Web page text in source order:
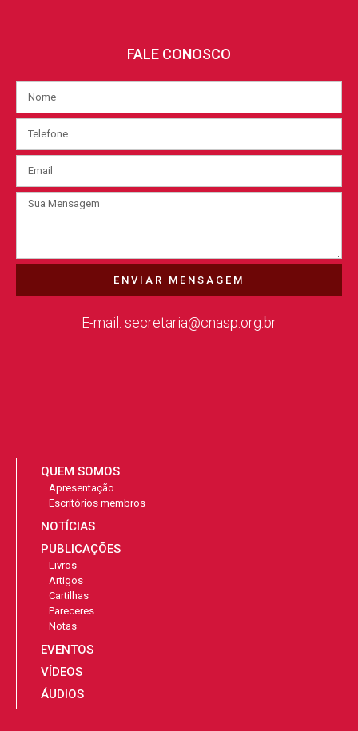
FALE CONOSCO
ENVIAR MENSAGEM
E-mail: secretaria@cnasp.org.br
QUEM SOMOS
Apresentação
Escritórios membros
NOTÍCIAS
PUBLICAÇÕES
Livros
Artigos
Cartilhas
Pareceres
Notas
EVENTOS
VÍDEOS
ÁUDIOS